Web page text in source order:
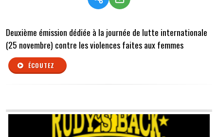
Deuxième émission dédiée à la journée de lutte internationale
(25 novembre) contre les violences faites aux femmes
ÉCOUTEZ